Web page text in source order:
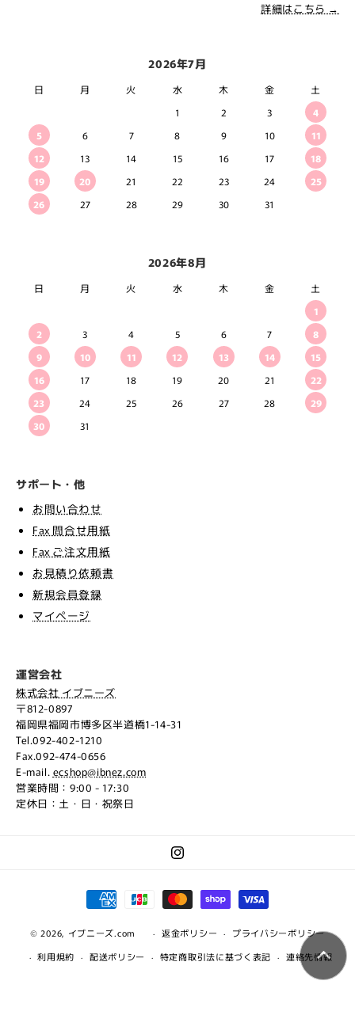
詳細はこちら →
2026年7月
日 月 火 水 木 金
土
1
2 3
4
5
6 7 8 9 10
11
12
13 14 15 16 17
18
19
20 21 22 23 24
25
26
27 28 29 30 31
2026年8月
日 月 火 水 木 金
土
1
2
3 4 5 6 7
8
9
10 11 12 13 14
15
16
17 18 19 20 21
22
23
24 25 26 27 28
29
30
31
サポート・他
お問い合わせ
Fax 問合せ用紙
Fax ご注文用紙
お見積り依頼書
新規会員登録
マイページ
運営会社
株式会社 イブニーズ
〒812-0897
福岡県福岡市博多区半道橋1-14-31
Tel.092-402-1210
Fax.092-474-0656
E-mail. ecshop@ibnez.com
営業時間：9:00 - 17:30
定休日：土・日・祝祭日
Instagram
決
済
方
法
© 2026, イブニーズ.com 返金ポリシー
プライバシーポリシー
利用規約
配送ポリシー 特定商取引法に基づく表記 連絡先情報